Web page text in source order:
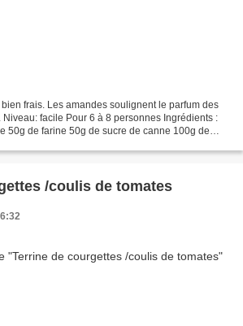
frais. Les amandes soulignent le parfum des
facile Pour 6 à 8 personnes Ingrédients :
50g de farine 50g de sucre de canne 100g de
/coulis de tomates